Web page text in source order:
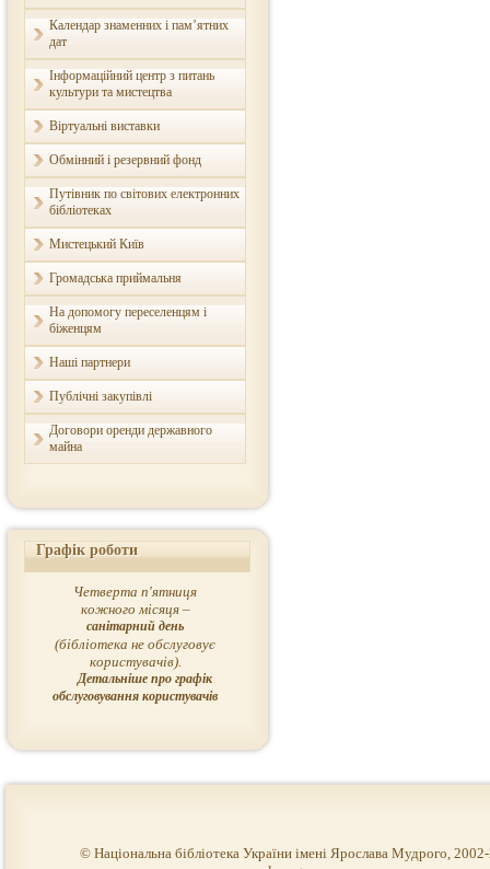
Календар знаменних і пам’ятних
дат
Інформаційний центр з питань
культури та мистецтва
Віртуальні виставки
Обмінний і резервний фонд
Путівник по світових електронних
бібліотеках
Мистецький Київ
Громадська приймальня
На допомогу переселенцям і
біженцям
Наші партнери
Публічні закупівлі
Договори оренди державного
майна
Графік роботи
Четверта п'ятниця
кожного місяця –
санітарний день
(бібліотека не обслуговує
користувачів).
Детальніше про графік
обслуговування користувачів
© Національна бібліотека України імені Ярослава Мудрого,